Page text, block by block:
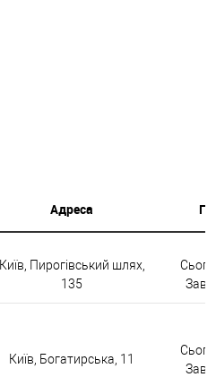
Адреса
Київ, Пирогівський шлях,
135
Київ, Богатирська, 11